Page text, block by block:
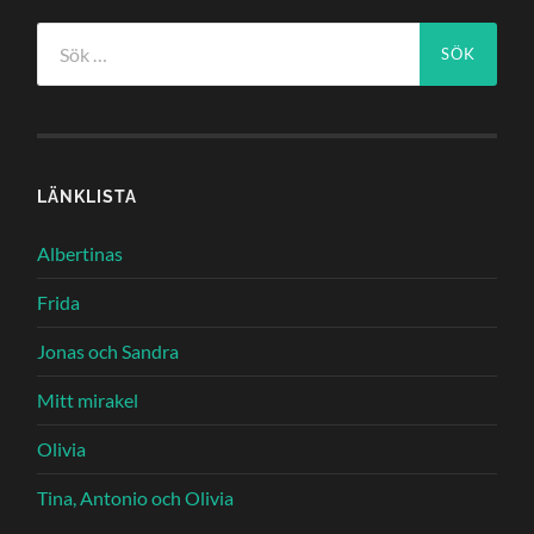
efter:
LÄNKLISTA
Albertinas
Frida
Jonas och Sandra
Mitt mirakel
Olivia
Tina, Antonio och Olivia